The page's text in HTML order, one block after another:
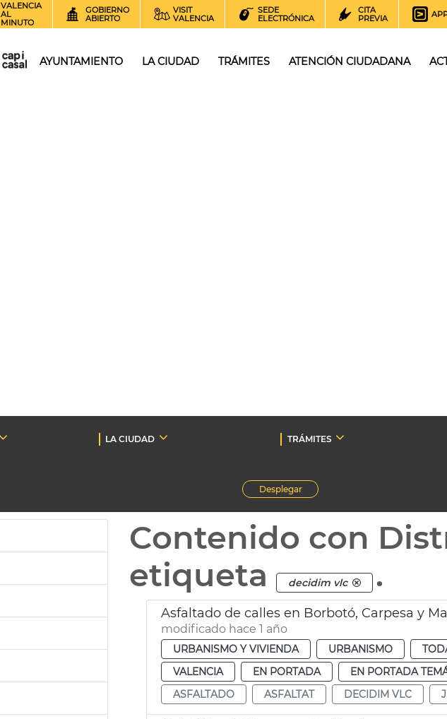
VALENCIA
AL
MINUTO
GOBIERNO
ABIERTO
VISIT
VALENCIA
SEDE
ELECTRÓNICA
CITA
PREVIA
AYUNTAMIENTO LA CIUDAD TRÁMITES ATENCIÓN CIUDADANA
LA CIUDAD TRÁMITES
Desplegar
Contenido con
etiqueta
decidim vlc .
Asfaltado de calles en Borbotó, Carpesa y
modificado hace 1 año
URBANISMO Y VIVIENDA URBANISMO
VALENCIA
EN PORTADA EN PORTADA
ASFALTADO
ASFALTAT DECIDIM VLC